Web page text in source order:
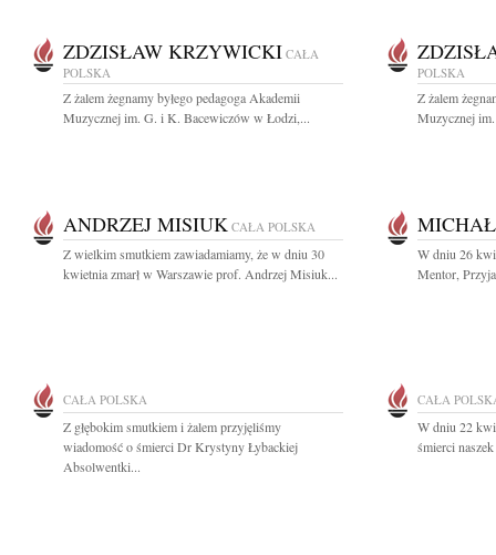
ZDZISŁAW KRZYWICKI CAŁA
POLSKA
Z żalem żegnamy byłego pedagoga Akademii
Muzycznej im. G. i K. Bacewiczów w Łodzi,...
POLSKA
Z żalem
Muzycznej
ANDRZEJ MISIUK CAŁA POLSKA
Z wielkim smutkiem zawiadamiamy, że w dniu 30
kwietnia zmarł w Warszawie prof. Andrzej Misiuk...
W dniu 26
Mentor,
CAŁA POLSKA
Z głębokim smutkiem i żalem przyjęliśmy
wiadomość o śmierci Dr Krystyny Łybackiej
Absolwentki...
CAŁA
W dniu 22
śmierci